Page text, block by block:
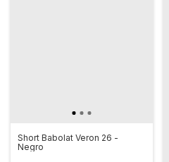
Short Babolat Veron 26 -
Negro